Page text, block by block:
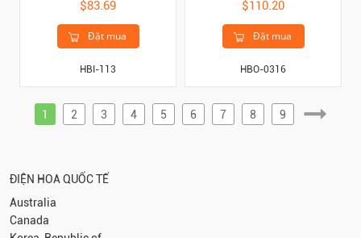
$83.69
Đặt mua
HBI-113
$110.20
Đặt mua
HBO-0316
1 2 3 4 5 6 7 8 9
ĐIỆN HOA QUỐC TẾ
Australia
Canada